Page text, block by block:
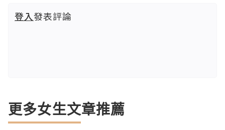
登入發表評論
更多女生文章推薦